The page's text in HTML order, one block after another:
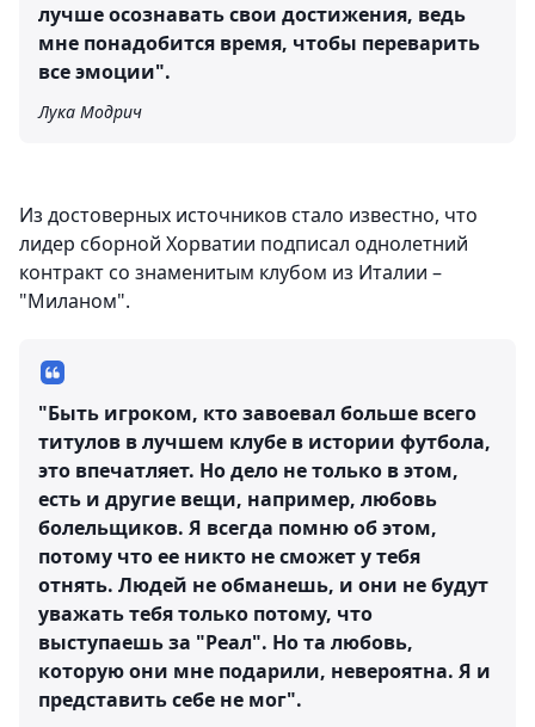
лучше осознавать свои достижения, ведь
мне понадобится время, чтобы переварить
все эмоции".
Лука Модрич
Из достоверных источников стало известно, что
лидер сборной Хорватии подписал однолетний
контракт со знаменитым клубом из Италии –
"Миланом".
"Быть игроком, кто завоевал больше всего
титулов в лучшем клубе в истории футбола,
это впечатляет. Но дело не только в этом,
есть и другие вещи, например, любовь
болельщиков. Я всегда помню об этом,
потому что ее никто не сможет у тебя
отнять. Людей не обманешь, и они не будут
уважать тебя только потому, что
выступаешь за "Реал". Но та любовь,
которую они мне подарили, невероятна. Я и
представить себе не мог".